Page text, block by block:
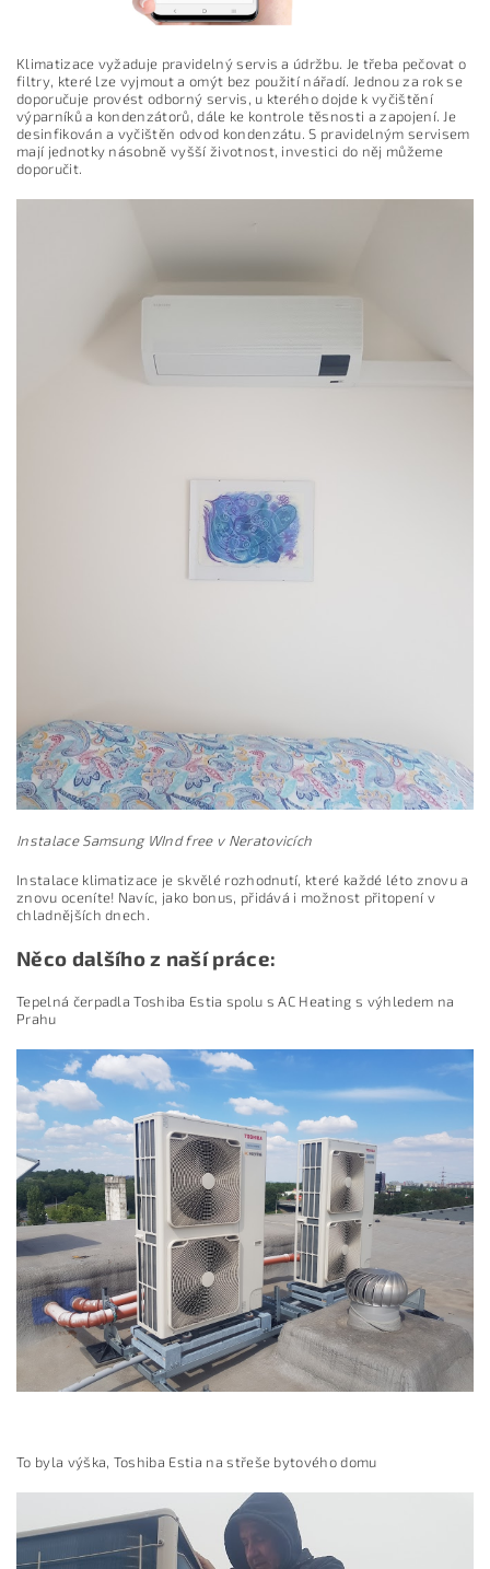
Klimatizace vyžaduje pravidelný servis a údržbu. Je třeba pečovat o
filtry, které lze vyjmout a omýt bez použití nářadí. Jednou za rok se
doporučuje provést odborný servis, u kterého dojde k vyčištění
výparníků a kondenzátorů, dále ke kontrole těsnosti a zapojení. Je
desinfikován a vyčištěn odvod kondenzátu. S pravidelným servisem
mají jednotky násobně vyšší životnost, investici do něj můžeme
doporučit.
Instalace Samsung WInd free v Neratovicích
Instalace klimatizace je skvělé rozhodnutí, které každé léto znovu a
znovu oceníte! Navíc, jako bonus, přidává i možnost přitopení v
chladnějších dnech.
Něco dalšího z naší práce:
Tepelná čerpadla Toshiba Estia spolu s AC Heating s výhledem na
Prahu
To byla výška, Toshiba Estia na střeše bytového domu